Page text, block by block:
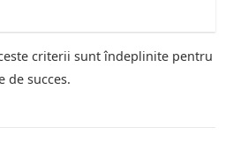
criterii sunt îndeplinite pentru
de succes.